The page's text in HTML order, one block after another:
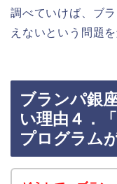
調べていけば、ブ
えないという問題
ブランパ銀
い理由４．
プログラム